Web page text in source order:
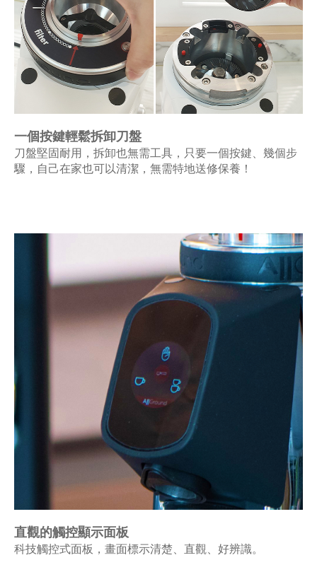
一個按鍵輕鬆拆卸刀盤
刀盤堅固耐用，拆卸也無需工具，只要一個按鍵、幾個步
驟，自己在家也可以清潔，無需特地送修保養！
直觀的觸控顯示面板
科技觸控式面板，畫面標示清楚、直觀、好辨識。